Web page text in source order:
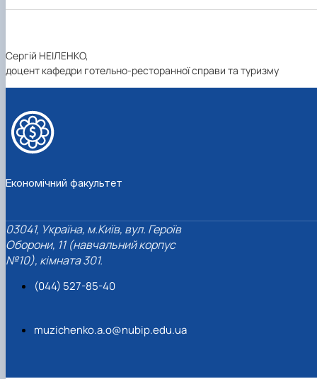
03041, Україна, м.Київ, вул. Героїв
№10), кімната 301.
(044) 527-85-40
muzichenko.a.o@nubip.edu.ua